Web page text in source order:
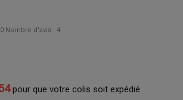
Nombre d'avis : 4
pour que votre colis soit expédié